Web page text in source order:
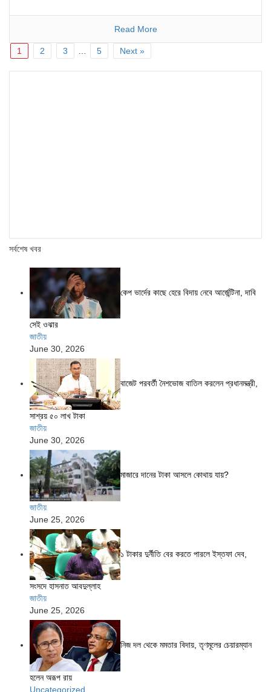
Read More
1 2 3 5 Next »
সর্বশেষ খবর
কেপ ভার্দের কাছে হেরে বিদায় নেবে আর্জেন্টিনা, দাবি
সেই ওঝার
জাতীয়
June 30, 2026
বাজেট পরবর্তী নৈশভোজ বাতিল করলেন প্রধানমন্ত্রী,
সাশ্রয় ৫০ লাখ টাকা
জাতীয়
June 30, 2026
মাজারে দানের টাকা আসলে কোথায় যায়?
জাতীয়
June 25, 2026
১ টাকার দুর্নীতি বের করতে পারলে ইস্তফা দেব,
সংসদে হাসনাত আবদুল্লাহ
জাতীয়
June 25, 2026
নিজ দল থেকে মমতার বিদায়, তৃণমূলের চেয়ারম্যান
হলেন অরূপ রায়
Uncategorized